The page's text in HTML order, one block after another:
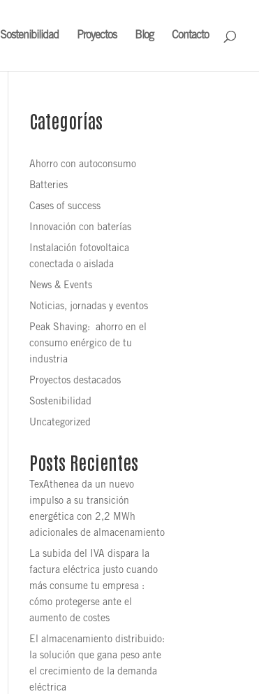
Sostenibilidad Proyectos Blog Contacto
Categorías
Ahorro con autoconsumo
Batteries
Cases of success
Innovación con baterías
Instalación fotovoltaica
conectada o aislada
News & Events
Noticias, jornadas y eventos
Peak Shaving: ahorro en el
consumo enérgico de tu
industria
Proyectos destacados
Sostenibilidad
Uncategorized
Posts Recientes
TexAthenea da un nuevo
impulso a su transición
energética con 2,2 MWh
adicionales de almacenamiento
La subida del IVA dispara la
factura eléctrica justo cuando
más consume tu empresa :
cómo protegerse ante el
aumento de costes
El almacenamiento distribuido:
la solución que gana peso ante
el crecimiento de la demanda
eléctrica